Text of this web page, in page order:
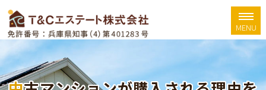
MENU